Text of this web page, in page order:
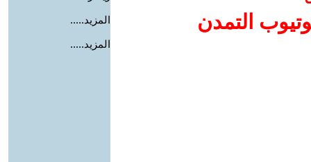
التمدن
المزيد.....
المزيد.....